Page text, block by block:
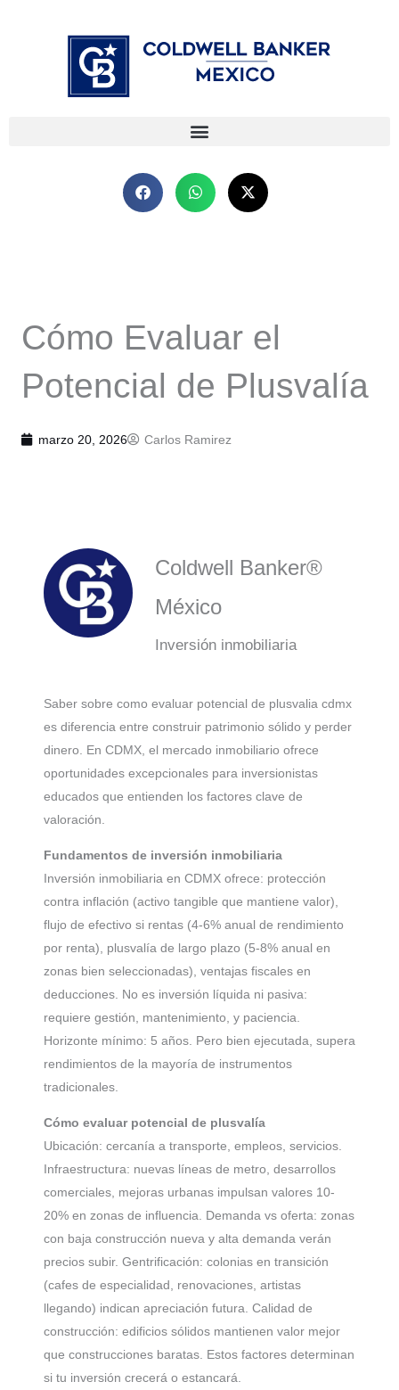
Cómo Evaluar el
Potencial de Plusvalía
marzo 20, 2026 Carlos Ramirez
Coldwell Banker®
México
Inversión inmobiliaria
Saber sobre como evaluar potencial de plusvalia cdmx
es diferencia entre construir patrimonio sólido y perder
dinero. En CDMX, el mercado inmobiliario ofrece
oportunidades excepcionales para inversionistas
educados que entienden los factores clave de
valoración.
Fundamentos de inversión inmobiliaria
Inversión inmobiliaria en CDMX ofrece: protección
contra inflación (activo tangible que mantiene valor),
flujo de efectivo si rentas (4-6% anual de rendimiento
por renta), plusvalía de largo plazo (5-8% anual en
zonas bien seleccionadas), ventajas fiscales en
deducciones. No es inversión líquida ni pasiva:
requiere gestión, mantenimiento, y paciencia.
Horizonte mínimo: 5 años. Pero bien ejecutada, supera
rendimientos de la mayoría de instrumentos
tradicionales.
Cómo evaluar potencial de plusvalía
Ubicación: cercanía a transporte, empleos, servicios.
Infraestructura: nuevas líneas de metro, desarrollos
comerciales, mejoras urbanas impulsan valores 10-
20% en zonas de influencia. Demanda vs oferta: zonas
con baja construcción nueva y alta demanda verán
precios subir. Gentrificación: colonias en transición
(cafes de especialidad, renovaciones, artistas
llegando) indican apreciación futura. Calidad de
construcción: edificios sólidos mantienen valor mejor
que construcciones baratas. Estos factores determinan
si tu inversión crecerá o estancará.